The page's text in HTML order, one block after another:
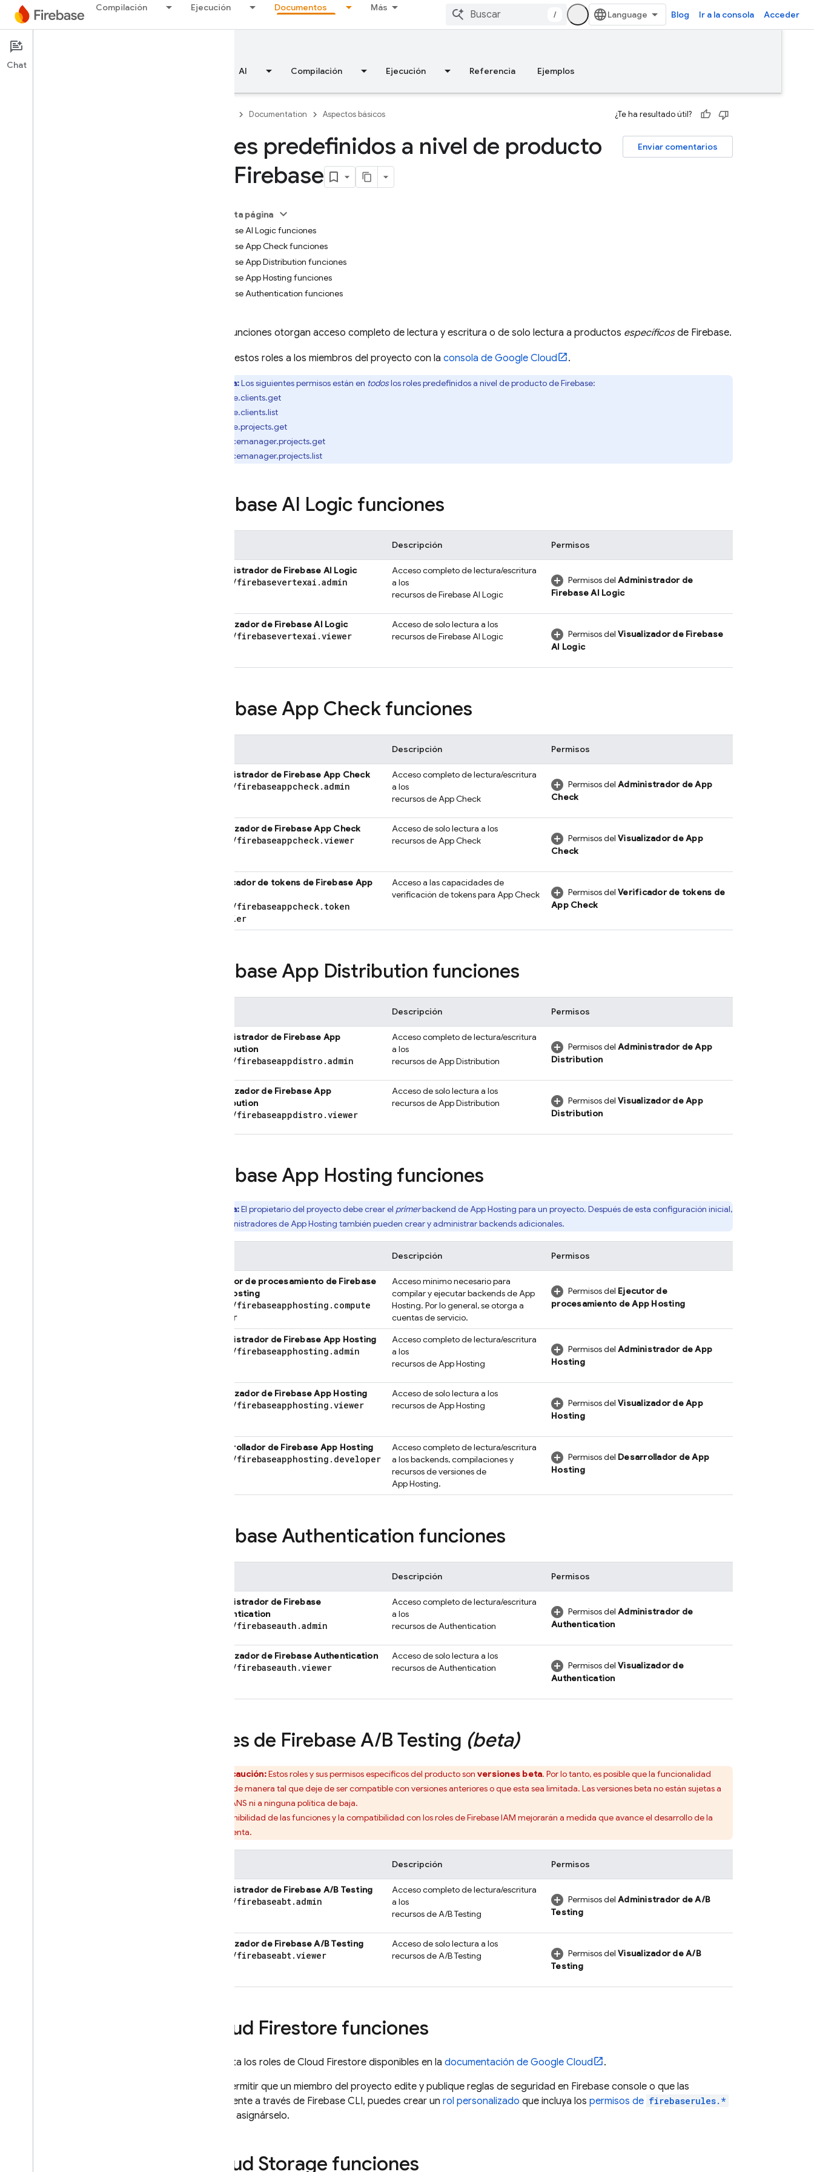
Compilación Ejecución Documentos Más
/ Blog Ir a la consola Acceder
Documentation
Descripción general AI Compilación Ejecución Referencia Ejemplos
Documentation Aspectos básicos ¿Te ha resultado útil?
Enviar comentarios
Roles predefinidos a nivel de producto
de Firebase
En esta página
Firebase AI Logic funciones
Firebase App Check funciones
Firebase App Distribution funciones
Firebase App Hosting funciones
Firebase Authentication funciones
Estas funciones otorgan acceso completo de lectura y escritura o de solo lectura a productos específicosde Firebase.
Asigna estos roles a los miembros del proyecto con la consola de Google Cloud .
Nota:Los siguientes permisos están en todoslos roles predefinidos a nivel de producto de Firebase:
- firebase.clients.get
- firebase.clients.list
- firebase.projects.get
- resourcemanager.projects.get
- resourcemanager.projects.list
Firebase AI Logic funciones
Descripción Permisos
Administrador de Firebase AI Logic
/firebasevertexai .admin
Acceso completo de lectura/escritura
a los
recursos deFirebase AI Logic
Permisos del Administrador de
Firebase AI Logic
Visualizador de Firebase AI Logic
/firebasevertexai .viewer
Acceso de solo lectura a los
recursos deFirebase AI Logic Permisos del Visualizador de Firebase
AI Logic
Firebase App Check funciones
Descripción Permisos
Administrador de Firebase App Check
/firebaseappcheck.admin
Acceso completo de lectura/escritura
a los
recursos deApp Check
Permisos del Administrador deApp
Check
Visualizador de Firebase App Check
/firebaseappcheck.viewer
Acceso de solo lectura a los
recursos deApp Check Permisos del Visualizador deApp
Check
Verificador de tokens de Firebase App
/firebaseappcheck. token
Verifier
Acceso a las capacidades de
verificación de tokens para App Check Permisos del Verificador de tokens de
App Check
Firebase App Distribution funciones
Descripción Permisos
Administrador de Firebase App
Distribution
/firebaseappdistro .admin
Acceso completo de lectura/escritura
a los
recursos deApp Distribution
Permisos del Administrador deApp
Distribution
Visualizador de Firebase App
Distribution
/firebaseappdistro .viewer
Acceso de solo lectura a los
recursos deApp Distribution Permisos del Visualizador deApp
Distribution
Firebase App Hosting funciones
Nota:El propietario del proyecto debe crear el primerbackend deApp Hosting para un proyecto. Después de esta configuración inicial,
los administradores deApp Hosting también pueden crear y administrar backends adicionales.
Descripción Permisos
Ejecutor de procesamiento de Firebase
App Hosting
/firebaseapphosting . compute
Runner
Acceso mínimo necesario para
compilar y ejecutar backends deApp
Hosting. Por lo general, se otorga a
cuentas de servicio.
Permisos del Ejecutor de
procesamiento deApp Hosting
Administrador de Firebase App Hosting
/firebaseapphosting .admin
Acceso completo de lectura/escritura
a los
recursos deApp Hosting
Permisos del Administrador deApp
Hosting
Visualizador de Firebase App Hosting
/firebaseapphosting .viewer
Acceso de solo lectura a los
recursos deApp Hosting Permisos del Visualizador deApp
Hosting
Desarrollador de Firebase App Hosting
/firebaseapphosting . developer
Acceso completo de lectura/escritura
a los backends, compilaciones y
recursos de versiones de
App Hosting.
Permisos del Desarrollador deApp
Hosting
Firebase Authentication funciones
Descripción Permisos
Administrador de Firebase
Authentication
/firebaseauth .admin
Acceso completo de lectura/escritura
a los
recursos deAuthentication
Permisos del Administrador de
Authentication
Visualizador de Firebase Authentication
/firebaseauth .viewer
Acceso de solo lectura a los
recursos deAuthentication Permisos del Visualizador de
Authentication
Roles de Firebase A/B Testing (beta)
Precaución:Estos roles y sus permisos específicos del producto son versiones beta. Por lo tanto, es posible que la funcionalidad
cambie de manera tal que deje de ser compatible con versiones anteriores o que esta sea limitada. Las versiones beta no están sujetas a
ningún ANS ni a ninguna política de baja.
La disponibilidad de las funciones y la compatibilidad con los roles de Firebase IAM mejorarán a medida que avance el desarrollo de la
herramienta.
Descripción Permisos
Administrador de Firebase A/B Testing
/firebaseabt.admin
Acceso completo de lectura/escritura
a los
recursos deA/B Testing
Permisos del Administrador deA/B
Testing
Visualizador de Firebase A/B Testing
/firebaseabt.viewer
Acceso de solo lectura a los
recursos deA/B Testing Permisos del Visualizador deA/B
Testing
Cloud Firestore funciones
Consulta los roles de Cloud Firestore disponibles en la documentación de Google Cloud
.
Para permitir que un miembro del proyecto edite y publique reglas de seguridad en Firebase console o que las
implemente a través de Firebase CLI, puedes crear un rol personalizado que incluya los permisos de firebaserules.*
y luego asignárselo.
Cloud Storage funciones
Chat